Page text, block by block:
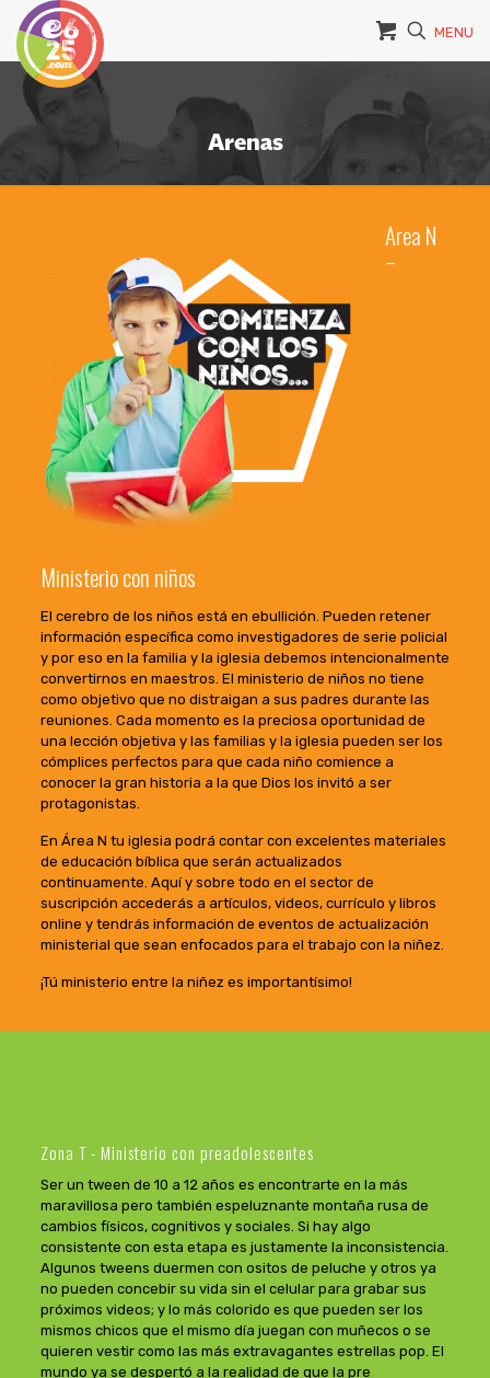
MENU
Arenas
Area N
–
Ministerio con niños
El cerebro de los niños está en ebullición. Pueden retener
información específica como investigadores de serie policial
y por eso en la familia y la iglesia debemos intencionalmente
convertirnos en maestros. El ministerio de niños no tiene
como objetivo que no distraigan a sus padres durante las
reuniones. Cada momento es la preciosa oportunidad de
una lección objetiva y las familias y la iglesia pueden ser los
cómplices perfectos para que cada niño comience a
conocer la gran historia a la que Dios los invitó a ser
protagonistas.
En Área N tu iglesia podrá contar con excelentes materiales
de educación bíblica que serán actualizados
continuamente. Aquí y sobre todo en el sector de
suscripción accederás a artículos, videos, currículo y libros
online y tendrás información de eventos de actualización
ministerial que sean enfocados para el trabajo con la niñez.
¡Tú ministerio entre la niñez es importantísimo!
Zona T - Ministerio con preadolescentes
Ser un tween de 10 a 12 años es encontrarte en la más
maravillosa pero también espeluznante montaña rusa de
cambios físicos, cognitivos y sociales. Si hay algo
consistente con esta etapa es justamente la inconsistencia.
Algunos tweens duermen con ositos de peluche y otros ya
no pueden concebir su vida sin el celular para grabar sus
próximos videos; y lo más colorido es que pueden ser los
mismos chicos que el mismo día juegan con muñecos o se
quieren vestir como las más extravagantes estrellas pop. El
mundo ya se despertó a la realidad de que la pre